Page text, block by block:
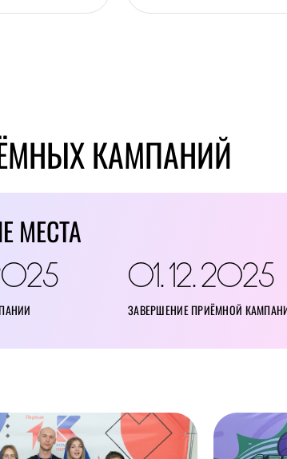
КАМПАНИЙ
МЕСТА
01 12 2025
ЗАВЕРШЕНИЕ ПРИЁМНОЙ